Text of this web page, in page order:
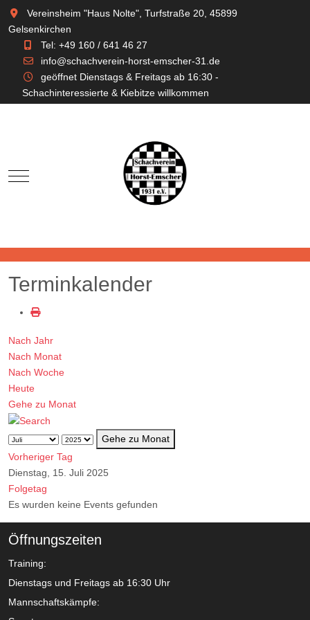
Vereinsheim "Haus Nolte", Turfstraße 20, 45899
Gelsenkirchen
Tel: +49 160 / 641 46 27
info@schachverein-horst-emscher-31.de
geöffnet Dienstags & Freitags ab 16:30 -
Schachinteressierte & Kiebitze willkommen
Mobile Menu Toggle
Terminkalender
Nach Jahr
Nach Monat
Nach Woche
Heute
Gehe zu Monat
Gehe zu Monat
Vorheriger Tag
Dienstag, 15. Juli 2025
Folgetag
Es wurden keine Events gefunden
Öffnungszeiten
Training:
Dienstags und Freitags ab 16:30 Uhr
Mannschaftskämpfe: